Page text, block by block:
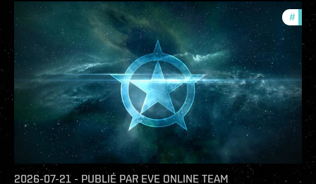
#
2026-07-21 - PUBLIÉ PAR EVE ONLINE TEAM